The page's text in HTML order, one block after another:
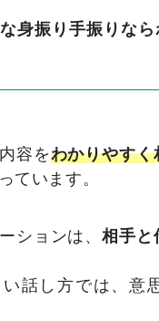
身振り手振りな
容をわかりやすく
ています。
ションは、相手と
話し方では、意